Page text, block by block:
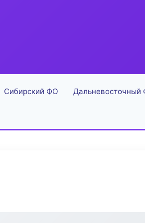
Сибирский ФО Дальневосточный